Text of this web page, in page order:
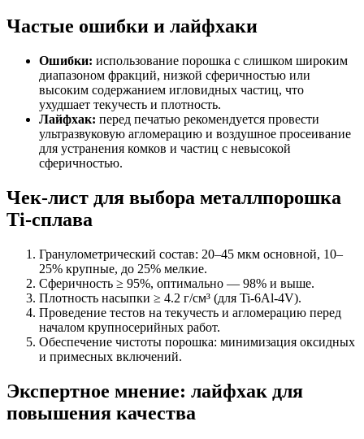
Частые ошибки и лайфхаки
Ошибки: использование порошка с слишком широким
диапазоном фракций, низкой сферичностью или
высоким содержанием игловидных частиц, что
ухудшает текучесть и плотность.
Лайфхак: перед печатью рекомендуется провести
ультразвуковую агломерацию и воздушное просеивание
для устранения комков и частиц с невысокой
сферичностью.
Чек-лист для выбора металлпорошка
Ti-сплава
Гранулометрический состав: 20–45 мкм основной, 10–
25% крупные, до 25% мелкие.
Сферичность ≥ 95%, оптимально — 98% и выше.
Плотность насыпки ≥ 4.2 г/см³ (для Ti-6Al-4V).
Проведение тестов на текучесть и агломерацию перед
началом крупносерийных работ.
Обеспечение чистоты порошка: минимизация оксидных
и примесных включений.
Экспертное мнение: лайфхак для
повышения качества